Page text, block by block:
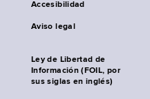
Accesibilidad
Aviso legal
Ley de Libertad de
Información (FOIL, por
sus siglas en inglés)